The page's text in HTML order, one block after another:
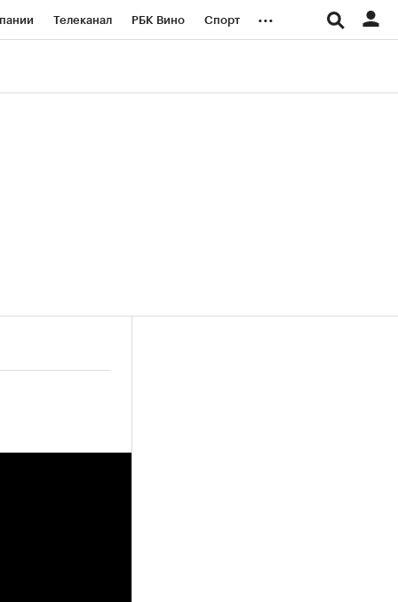
Телеканал РБК Вино Спорт ...